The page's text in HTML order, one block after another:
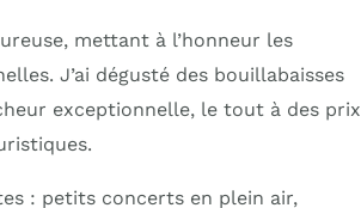
mettant à l’honneur les
J’ai dégusté des bouillabaisses
exceptionnelle, le tout à des prix
: petits concerts en plein air,